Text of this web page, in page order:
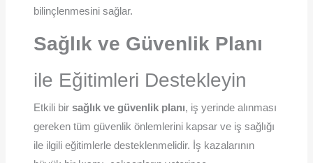
bilinçlenmesini sağlar.
Sağlık ve Güvenlik Planı
ile Eğitimleri Destekleyin
Etkili bir sağlık ve güvenlik planı, iş yerinde alınması
gereken tüm güvenlik önlemlerini kapsar ve iş sağlığı
ile ilgili eğitimlerle desteklenmelidir. İş kazalarının